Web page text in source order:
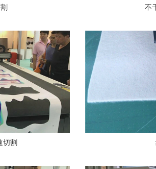
不
切割